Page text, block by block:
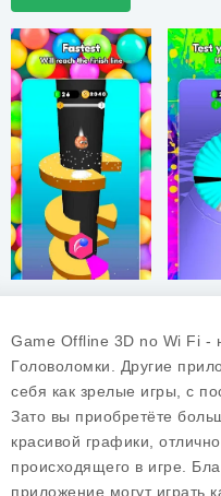
Game Offline 3D no Wi Fi -
Головоломки. Другие
себя как зрелые игры, с
Зато вы приобретёте
красивой графики,
происходящего в игре.
приложение могут играть